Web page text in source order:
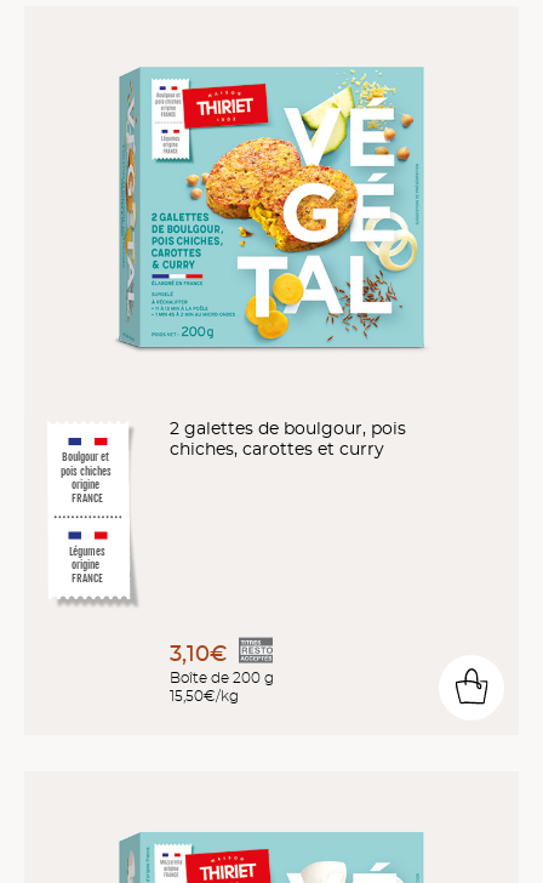
Boulgour et
pois chiches
origine
FRANCE
Légumes
origine
FRANCE
2 galettes de boulgour, pois
chiches, carottes et curry
3,10€
Boîte de 200 g
15,50€/kg